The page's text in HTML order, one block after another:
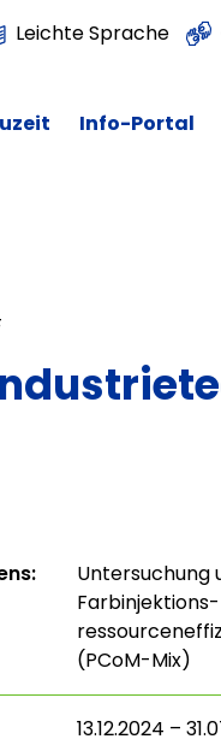
Leichte Sprache
Info-Portal
Untersuchung
(PCoM-Mix)
13.12.2024 –